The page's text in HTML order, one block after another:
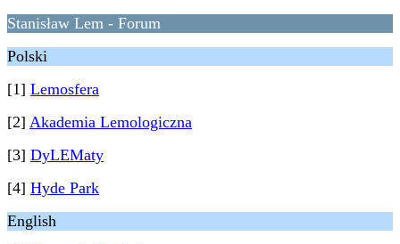
Stanisław Lem - Forum
Polski
[1] Lemosfera
[2] Akademia Lemologiczna
[3] DyLEMaty
[4] Hyde Park
English